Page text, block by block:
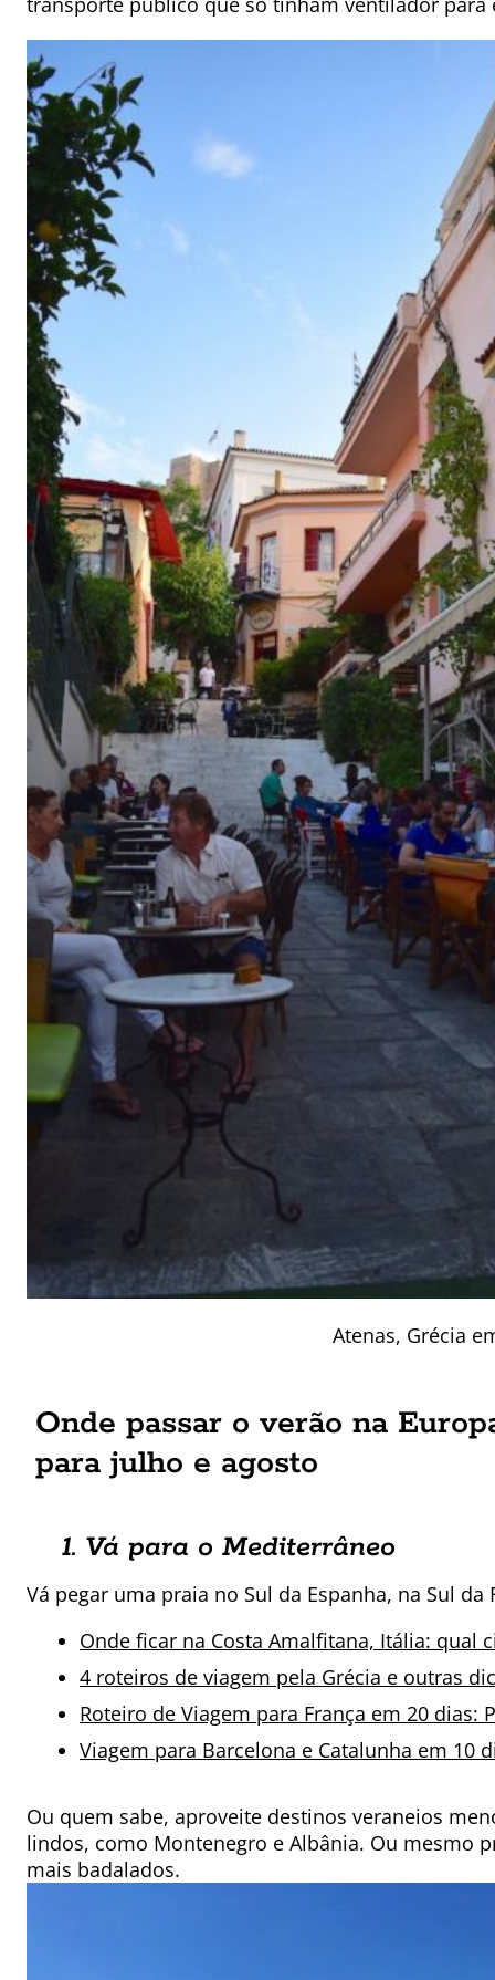
Atenas, Grécia
Onde passar o verão na
para julho e agosto
1. Vá para o Mediterrâneo
Vá pegar uma praia no Sul da Espanha, na Sul
Onde ficar na Costa Amalfitana, Itália: qual
4 roteiros de viagem pela Grécia e outras
Roteiro de Viagem para França em 20 dias:
Viagem para Barcelona e Catalunha em 10
Ou quem sabe, aproveite destinos veraneios
lindos, como Montenegro e Albânia. Ou mesmo
mais badalados.